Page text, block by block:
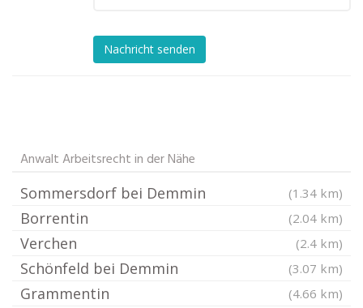
Nachricht senden
Anwalt Arbeitsrecht in der Nähe
Sommersdorf bei Demmin (1.34 km)
Borrentin (2.04 km)
Verchen (2.4 km)
Schönfeld bei Demmin (3.07 km)
Grammentin (4.66 km)